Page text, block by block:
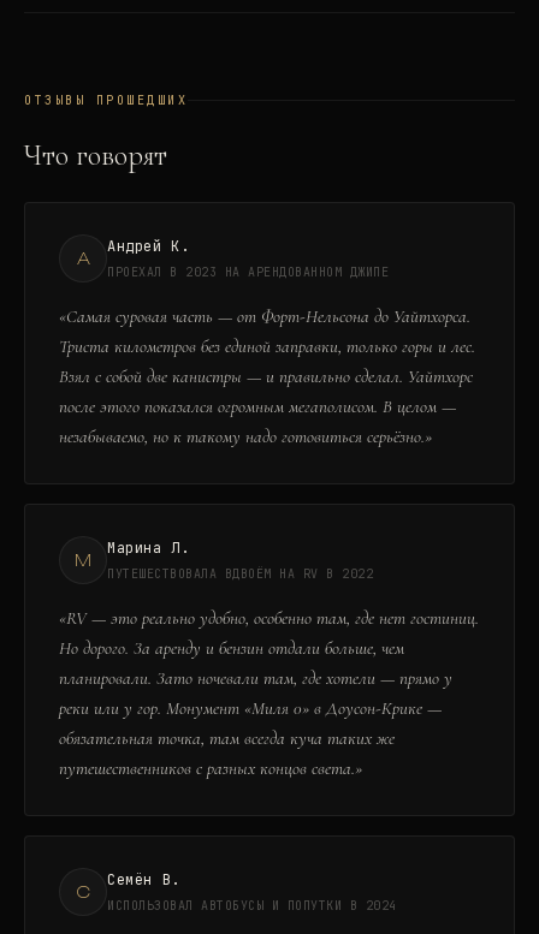
ОТЗЫВЫ ПРОШЕДШИХ
Что говорят
А
Андрей К.
ПРОЕХАЛ В 2023 НА АРЕНДОВАННОМ ДЖИПЕ
«Самая суровая часть — от Форт-Нельсона до Уайтхорса.
Триста километров без единой заправки, только горы и лес.
Взял с собой две канистры — и правильно сделал. Уайтхорс
после этого показался огромным мегаполисом. В целом —
незабываемо, но к такому надо готовиться серьёзно.»
М
Марина Л.
ПУТЕШЕСТВОВАЛА ВДВОЁМ НА RV В 2022
«RV — это реально удобно, особенно там, где нет гостиниц.
Но дорого. За аренду и бензин отдали больше, чем
планировали. Зато ночевали там, где хотели — прямо у
реки или у гор. Монумент «Миля 0» в Доусон-Крике —
обязательная точка, там всегда куча таких же
путешественников с разных концов света.»
С
Семён В.
ИСПОЛЬЗОВАЛ АВТОБУСЫ И ПОПУТКИ В 2024